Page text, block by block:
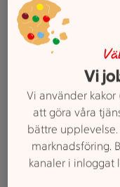
hela din
och bli
Vi
Vi använder
att göra våra
bättre
marknadsföring.
kanaler i inloggat